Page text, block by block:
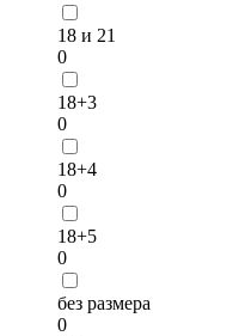
18 и 21
0
18+3
0
18+4
0
18+5
0
без размера
0